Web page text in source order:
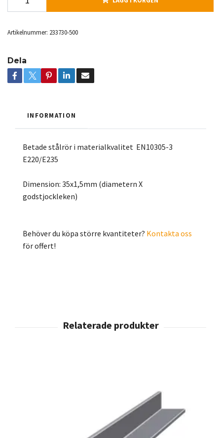
Artikelnummer: 233730-500
Dela
INFORMATION
Betade stålrör i materialkvalitet EN10305-3
E220/E235
Dimension: 35x1,5mm (diametern X
godstjockleken)
Behöver du köpa större kvantiteter? Kontakta oss
för offert!